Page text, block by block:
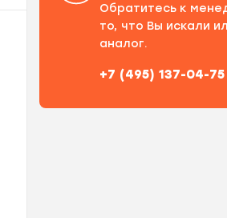
Обратитесь к
то, что Вы искали
аналог.
+7 (495) 137-04-75